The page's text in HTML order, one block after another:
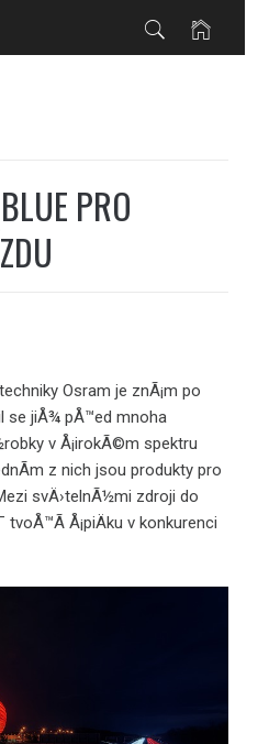
PRO
Osram je znÃ¡m po
se jiÅ¾ pÅ™ed mnoha
v Å¡irokÃ©m spektru
z nich jsou produkty pro
svÄ›telnÃ½mi zdroji do
Å¡piÄku v konkurenci